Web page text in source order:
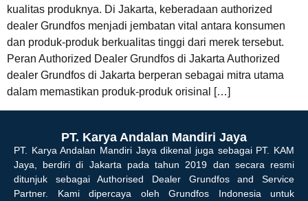
kualitas produknya. Di Jakarta, keberadaan authorized
dealer Grundfos menjadi jembatan vital antara konsumen
dan produk-produk berkualitas tinggi dari merek tersebut.
Peran Authorized Dealer Grundfos di Jakarta Authorized
dealer Grundfos di Jakarta berperan sebagai mitra utama
dalam memastikan produk-produk orisinal […]
PT. Karya Andalan Mandiri Jaya
PT. Karya Andalan Mandiri Jaya dikenal juga sebagai PT. KAM
Jaya, berdiri di Jakarta pada tahun 2019 dan secara resmi
ditunjuk sebagai Authorised Dealer Grundfos and Service
Partner. Kami dipercaya oleh Grundfos Indonesia untuk